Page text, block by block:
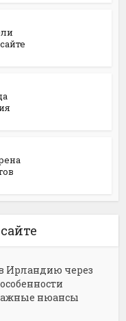
Ирландию через
нюансы